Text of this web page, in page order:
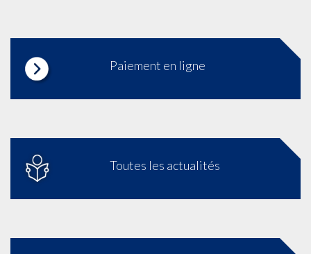
Paiement en ligne
Toutes les actualités